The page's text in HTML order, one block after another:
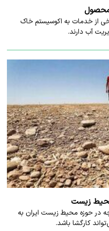
محصول
از خدمات به اکوسیستم خاک
آب دارند.
زیست
در حوزه محیط زیست ایران به
کارگشا باشد.